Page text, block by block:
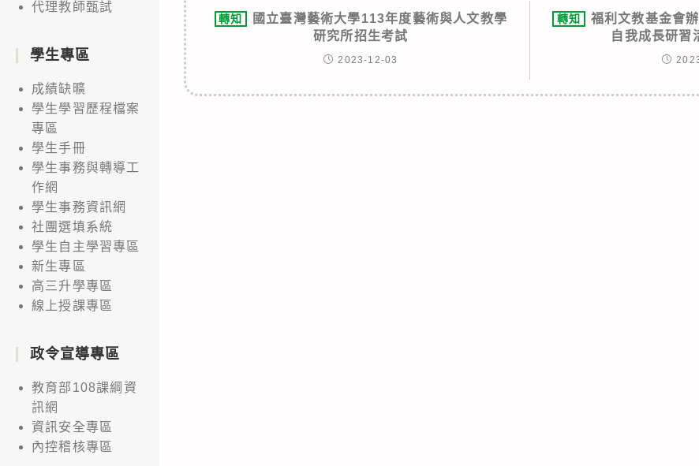
轉知
國立臺灣藝術大學113年度藝術與人文教學
研究所招生考試
2023-12-03
轉知
福利文教基金會
自我成長研習
代理教師甄試
學生專區
成績缺曠
學生學習歷程檔案
專區
學生手冊
學生事務與轉導工
作網
學生事務資訊網
社團選填系統
學生自主學習專區
新生專區
高三升學專區
線上授課專區
政令宣導專區
教育部108課綱資
訊網
資訊安全專區
內控稽核專區